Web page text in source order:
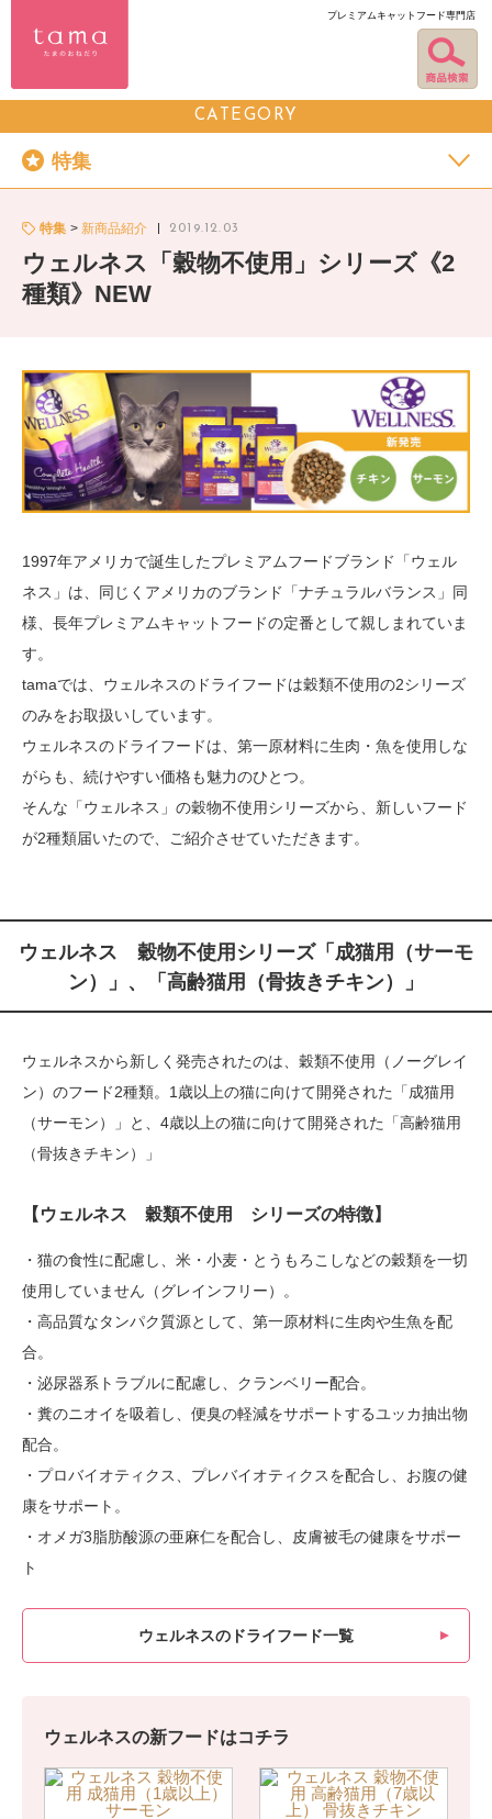
プレミアムキャットフード専門店
CATEGORY
特集
特集 新商品紹介 2019.12.03
ウェルネス「穀物不使用」シリーズ《2
種類》NEW
1997年アメリカで誕生したプレミアムフードブランド「ウェル
ネス」は、同じくアメリカのブランド「ナチュラルバランス」同
様、長年プレミアムキャットフードの定番として親しまれていま
す。
tamaでは、ウェルネスのドライフードは穀類不使用の2シリーズ
のみをお取扱いしています。
ウェルネスのドライフードは、第一原材料に生肉・魚を使用しな
がらも、続けやすい価格も魅力のひとつ。
そんな「ウェルネス」の穀物不使用シリーズから、新しいフード
が2種類届いたので、ご紹介させていただきます。
ウェルネス 穀物不使用シリーズ「成猫用（サーモ
ン）」、「高齢猫用（骨抜きチキン）」
ウェルネスから新しく発売されたのは、穀類不使用（ノーグレイ
ン）のフード2種類。1歳以上の猫に向けて開発された「成猫用
（サーモン）」と、4歳以上の猫に向けて開発された「高齢猫用
（骨抜きチキン）」
【ウェルネス 穀類不使用 シリーズの特徴】
・猫の食性に配慮し、米・小麦・とうもろこしなどの穀類を一切
使用していません（グレインフリー）。
・高品質なタンパク質源として、第一原材料に生肉や生魚を配
合。
・泌尿器系トラブルに配慮し、クランベリー配合。
・糞のニオイを吸着し、便臭の軽減をサポートするユッカ抽出物
配合。
・プロバイオティクス、プレバイオティクスを配合し、お腹の健
康をサポート。
・オメガ3脂肪酸源の亜麻仁を配合し、皮膚被毛の健康をサポー
ト
ウェルネスのドライフード一覧
ウェルネスの新フードはコチラ